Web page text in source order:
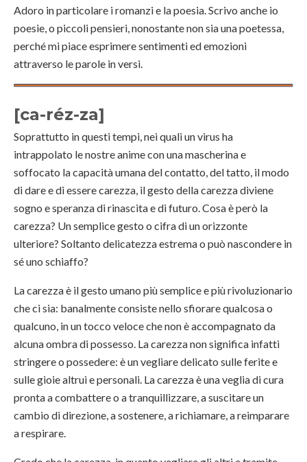
Adoro in particolare i romanzi e la poesia. Scrivo anche io
poesie, o piccoli pensieri, nonostante non sia una poetessa,
perché mi piace esprimere sentimenti ed emozioni
attraverso le parole in versi.
[ca-réz-za]
Soprattutto in questi tempi, nei quali un virus ha
intrappolato le nostre anime con una mascherina e
soffocato la capacità umana del contatto, del tatto, il modo
di dare e di essere carezza, il gesto della carezza diviene
sogno e speranza di rinascita e di futuro. Cosa è però la
carezza? Un semplice gesto o cifra di un orizzonte
ulteriore? Soltanto delicatezza estrema o può nascondere in
sé uno schiaffo?
La carezza è il gesto umano più semplice e più rivoluzionario
che ci sia: banalmente consiste nello sfiorare qualcosa o
qualcuno, in un tocco veloce che non è accompagnato da
alcuna ombra di possesso. La carezza non significa infatti
stringere o possedere: è un vegliare delicato sulle ferite e
sulle gioie altrui e personali. La carezza è una veglia di cura
pronta a combattere o a tranquillizzare, a suscitare un
cambio di direzione, a sostenere, a richiamare, a reimparare
a respirare.